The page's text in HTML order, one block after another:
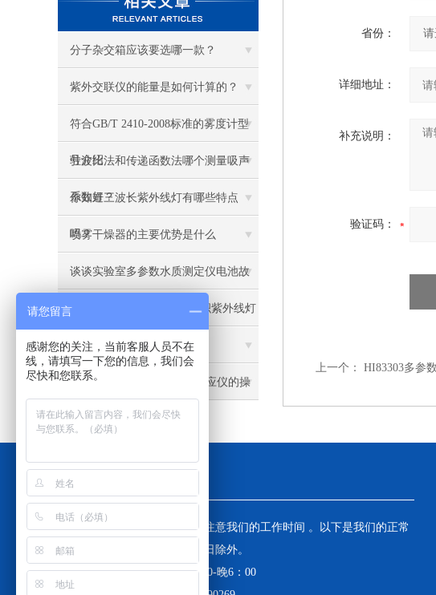
分子杂交箱应该要选哪一款？
紫外交联仪的能量是如何计算的？
符合GB/T 2410-2008标准的雾度计型
号介绍
驻波比法和传递函数法哪个测量吸声
系数好？
你知道三波长紫外线灯有哪些特点
吗？
喷雾干燥器的主要优势是什么
谈谈实验室多参数水质测定仪电池故
障的解决方法
XM-15S美国MORSTE大面积紫外线灯
进行菌种诱变育种实验
红外测温仪工作原理和使用
LUYOR-3416 LED光化学反应仪的操
作方法及注意事项
省份：
详细地址：
补充说明：
验证码：
上一个： HI83303多参
工作时间
为了避免不必要的等待，敬请注意我们的工作时间 。以下是我们的正常
工作时间，中国大陆法定节假日除外。
工作时间：周一至周五 早8：30-晚6：00
请您留言
感谢您的关注，当前客服人员不在
线，请填写一下您的信息，我们会
尽快和您联系。